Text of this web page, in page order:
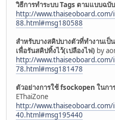
วิธีการทำระบบ Tags ตามแบบฉบั
http://
88.html#msg180588
สำหรับบางสคิปบางตัวที่ทำงานเป็
เพื่อรันสคิปทิ้งไว้(เปลืองไฟ) by
http://
78.html#msg181478
ตัวอย่างการใช้ fsockopen ในกา
EThaiZone
http://
40.html#msg195440